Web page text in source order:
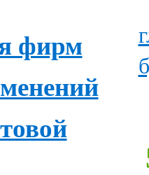
фирм